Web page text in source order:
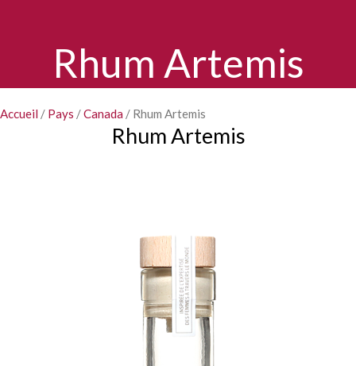
Rhum Artemis
Accueil / Pays /Canada / Rhum Artemis
Rhum Artemis